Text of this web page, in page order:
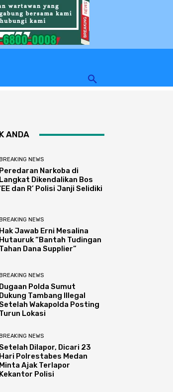
ANDA
BREAKING NEWS
Peredaran Narkoba di
Langkat Dikendalikan Bos
dan R’ Polisi Janji Selidiki
BREAKING NEWS
Hak Jawab Erni Mesalina
Hutauruk “Bantah Tudingan
Tahan Dana Supplier”
BREAKING NEWS
Dugaan Polda Sumut
Dukung Tambang Illegal
Wakapolda Posting
Turun Lokasi
NEWS
Dilapor, Dicari 23
Hari Polrestabes Medan
Minta Ajak Terlapor
Kekantor Polisi